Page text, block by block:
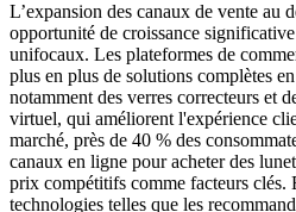
L’expansion des canaux de vente au
opportunité de croissance
unifocaux. Les plateformes de
plus en plus de solutions complètes
notamment des verres correcteurs et
virtuel, qui améliorent l'expérience
marché, près de 40 % des
canaux en ligne pour acheter des
prix compétitifs comme facteurs clés.
technologies telles que les